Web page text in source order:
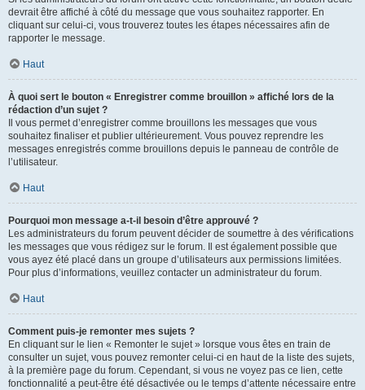
devrait être affiché à côté du message que vous souhaitez rapporter. En
cliquant sur celui-ci, vous trouverez toutes les étapes nécessaires afin de
rapporter le message.
Haut
À quoi sert le bouton « Enregistrer comme brouillon » affiché lors de la
rédaction d’un sujet ?
Il vous permet d’enregistrer comme brouillons les messages que vous
souhaitez finaliser et publier ultérieurement. Vous pouvez reprendre les
messages enregistrés comme brouillons depuis le panneau de contrôle de
l’utilisateur.
Haut
Pourquoi mon message a-t-il besoin d’être approuvé ?
Les administrateurs du forum peuvent décider de soumettre à des vérifications
les messages que vous rédigez sur le forum. Il est également possible que
vous ayez été placé dans un groupe d’utilisateurs aux permissions limitées.
Pour plus d’informations, veuillez contacter un administrateur du forum.
Haut
Comment puis-je remonter mes sujets ?
En cliquant sur le lien « Remonter le sujet » lorsque vous êtes en train de
consulter un sujet, vous pouvez remonter celui-ci en haut de la liste des sujets,
à la première page du forum. Cependant, si vous ne voyez pas ce lien, cette
fonctionnalité a peut-être été désactivée ou le temps d’attente nécessaire entre